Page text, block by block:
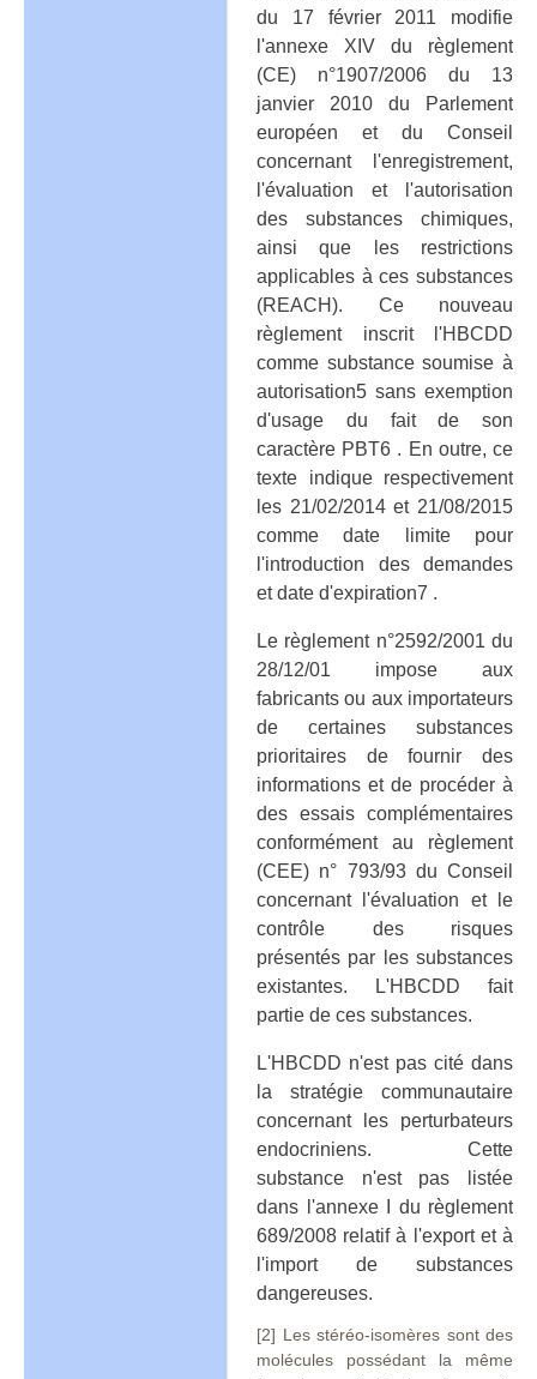
du 17 février 2011 modifie
l'annexe XIV du règlement
(CE) n°1907/2006 du 13
janvier 2010 du Parlement
européen et du Conseil
concernant l'enregistrement,
l'évaluation et l'autorisation
des substances chimiques,
ainsi que les restrictions
applicables à ces substances
(REACH). Ce nouveau
règlement inscrit l'HBCDD
comme substance soumise à
autorisation5 sans exemption
d'usage du fait de son
caractère PBT6 . En outre, ce
texte indique respectivement
les 21/02/2014 et 21/08/2015
comme date limite pour
l'introduction des demandes
et date d'expiration7 .
Le règlement n°2592/2001 du
28/12/01 impose aux
fabricants ou aux importateurs
de certaines substances
prioritaires de fournir des
informations et de procéder à
des essais complémentaires
conformément au règlement
(CEE) n° 793/93 du Conseil
concernant l'évaluation et le
contrôle des risques
présentés par les substances
existantes. L'HBCDD fait
partie de ces substances.
L'HBCDD n'est pas cité dans
la stratégie communautaire
concernant les perturbateurs
endocriniens. Cette
substance n'est pas listée
dans l'annexe I du règlement
689/2008 relatif à l'export et à
l'import de substances
dangereuses.
[2] Les stéréo-isomères sont des
molécules possédant la même